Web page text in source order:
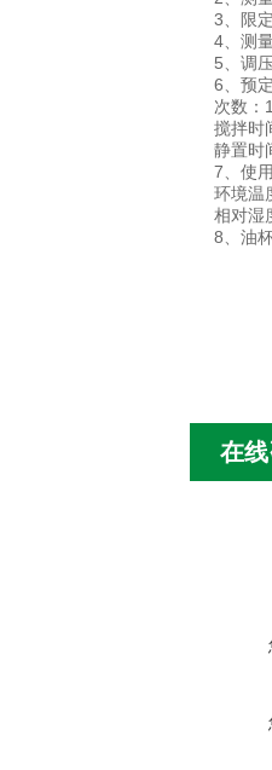
3、限
4、测
5、调
6、预
次数：
搅拌时
静置时
7、使
环境
相对湿
8、油
在